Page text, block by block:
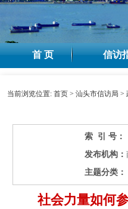
首 页 信访
当前浏览位置: 首页 > 汕头市信访局 >
索 引 号：
发布机构：
主题分类：
社会力量如何